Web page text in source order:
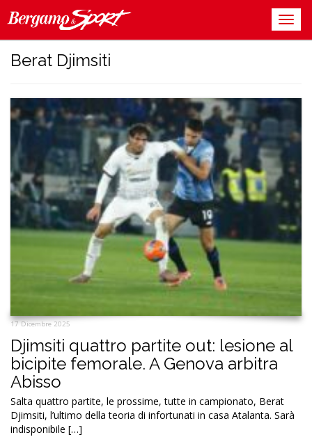
Berat Djimsiti
17 Dicembre 2025
Djimsiti quattro partite out: lesione al
bicipite femorale. A Genova arbitra
Abisso
Salta quattro partite, le prossime, tutte in campionato, Berat
Djimsiti, l’ultimo della teoria di infortunati in casa Atalanta. Sarà
indisponibile […]